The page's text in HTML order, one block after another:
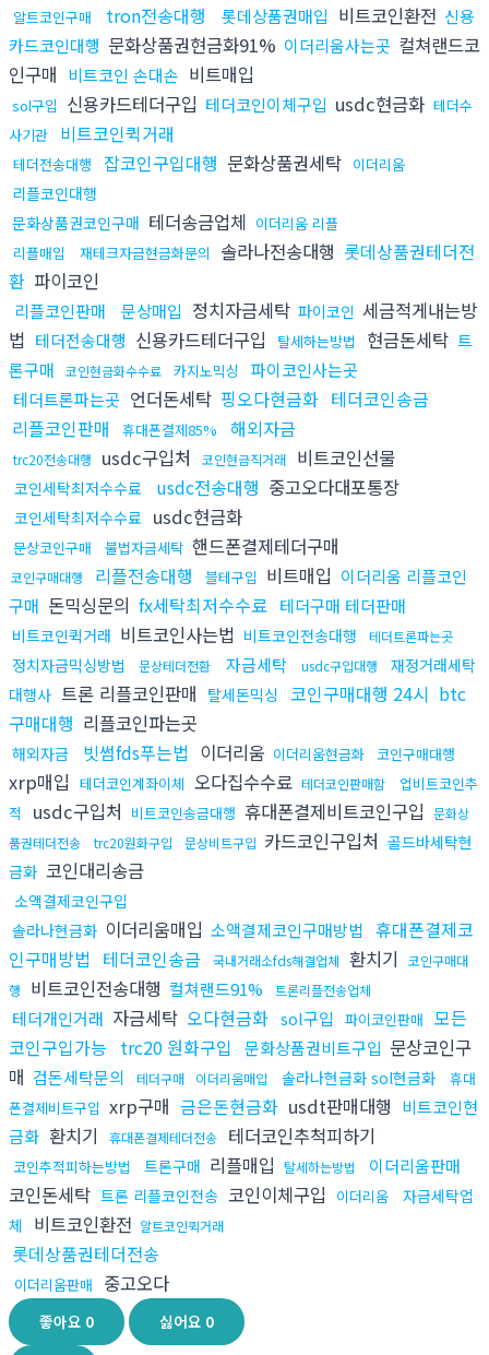
알트코인구매 tron전송대행 롯데상품권매입 비트코인환전 신용
카드코인대행 문화상품권현금화91% 이더리움사는곳 컬쳐랜드코
인구매 비트코인 손대손 비트매입
sol구입 신용카드테더구입 테더코인이체구입 usdc현금화 테더수
사기관
비트코인퀵거래
테더전송대행 잡코인구입대행 문화상품권세탁 이더리움
리플코인대행
문화상품권코인구매 테더송금업체 이더리움 리플
리플매입
재테크자금현금화문의 솔라나전송대행 롯데상품권테더전
환 파이코인
리플코인판매 문상매입 정치자금세탁 파이코인 세금적게내는방
법 테더전송대행 신용카드테더구입 탈세하는방법 현금돈세탁 트
론구매
코인현금화수수료 카지노믹싱
파이코인사는곳
테더트론파는곳 언더돈세탁 핑오다현금화 테더코인송금
리플코인판매
휴대폰결제85% 해외자금
trc20전송대행 usdc구입처 코인현금직거래 비트코인선물
코인세탁최저수수료 usdc전송대행 중고오다대포통장
코인세탁최저수수료 usdc현금화
문상코인구매 불법자금세탁 핸드폰결제테더구매
코인구매대행 리플전송대행 블테구입 비트매입 이더리움 리플코인
구매 돈믹싱문의 fx세탁최저수수료 테더구매 테더판매
비트코인퀵거래 비트코인사는법 비트코인전송대행 테더트론파는곳
정치자금믹싱방법 문상테더전환 자금세탁 usdc구입대행
재정거래세탁
대행사 트론 리플코인판매 탈세돈믹싱 코인구매대행 24시 btc
구매대행 리플코인파는곳
해외자금 빗썸fds푸는법 이더리움 이더리움현금화 코인구매대행
xrp매입 테더코인계좌이체 오다집수수료 테더코인판매함
업비트코인추
적
usdc구입처 비트코인송금대행 휴대폰결제비트코인구입 문화상
품권테더전송
trc20원화구입 문상비트구입 카드코인구입처 골드바세탁현
금화 코인대리송금
소액결제코인구입
솔라나현금화 이더리움매입 소액결제코인구매방법 휴대폰결제코
인구매방법 테더코인송금 국내거래소fds해결업체 환치기
코인구매대
행
비트코인전송대행 컬쳐랜드91% 트론리플전송업체
테더개인거래 자금세탁 오다현금화 sol구입 파이코인판매 모든
코인구입가능 trc20 원화구입 문화상품권비트구입 문상코인구
매 검돈세탁문의 테더구매 이더리움매입 솔라나현금화 sol현금화
휴대
폰결제비트구입 xrp구매 금은돈현금화 usdt판매대행 비트코인현
금화 환치기 휴대폰결제테더전송 테더코인추척피하기
코인추적피하는방법 트론구매 리플매입 탈세하는방법 이더리움판매
코인돈세탁 트론 리플코인전송 코인이체구입 이더리움
자금세탁업
체 비트코인환전 알트코인퀵거래
롯데상품권테더전송
이더리움판매 중고오다
좋아요 0 싫어요 0